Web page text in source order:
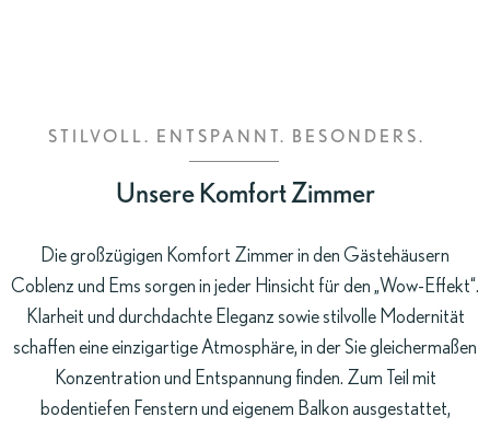
STILVOLL. ENTSPANNT. BESONDERS.
Unsere Komfort Zimmer
Die großzügigen Komfort Zimmer in den Gästehäusern
Coblenz und Ems sorgen in jeder Hinsicht für den „Wow-Effekt“.
Klarheit und durchdachte Eleganz sowie stilvolle Modernität
schaffen eine einzigartige Atmosphäre, in der Sie gleichermaßen
Konzentration und Entspannung finden. Zum Teil mit
bodentiefen Fenstern und eigenem Balkon ausgestattet,